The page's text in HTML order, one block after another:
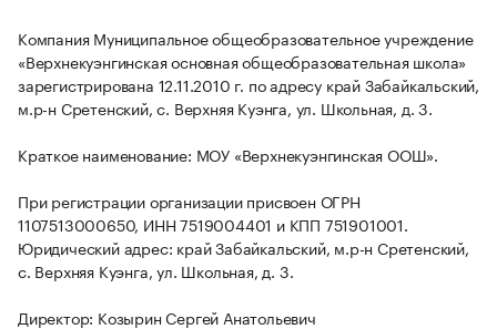
Компания Муниципальное общеобразовательное учреждение
«Верхнекуэнгинская основная общеобразовательная школа»
зарегистрирована 12.11.2010 г. по адресу край Забайкальский,
м.р-н Сретенский, с. Верхняя Куэнга, ул. Школьная, д. 3.
Краткое наименование: МОУ «Верхнекуэнгинская ООШ».
При регистрации организации присвоен ОГРН
1107513000650, ИНН 7519004401 и КПП 751901001.
Юридический адрес: край Забайкальский, м.р-н Сретенский,
с. Верхняя Куэнга, ул. Школьная, д. 3.
Директор: Козырин Сергей Анатольевич